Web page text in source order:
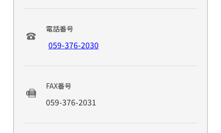
電話番号
059-376-2030
FAX番号
059-376-2031